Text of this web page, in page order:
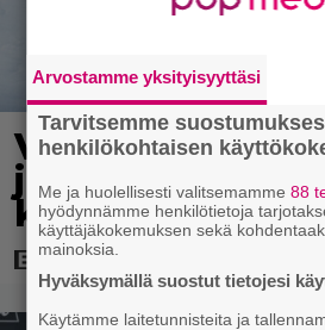
Vanhasta X-
julkaistaan
katso traileri
Arvostamme yksityisyyttäsi
Tarvitsemme
henkilökohtaisen
Me ja huolellisesti valitsemamme88
hyödynnämme henkilötietoja
käyttäjäkokemuksen sekä
mainoksia.
Hyväksymällä suostut tietojesi
Käytämme laitetunnisteita ja